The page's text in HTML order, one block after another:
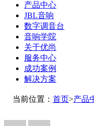
产品中心
JBL音响
数字调音台
音响学院
关于优尚
服务中心
成功案例
解决方案
当前位置： 首页>产品